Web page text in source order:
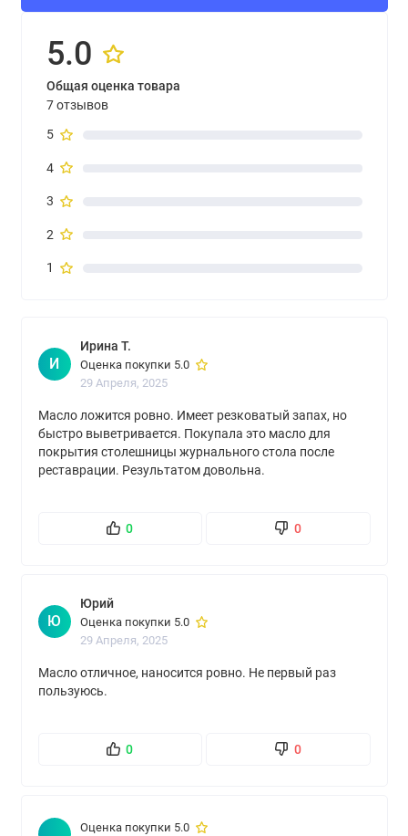
5.0
Общая оценка товара
7 отзывов
5
4
3
2
1
И
Ирина Т.
Оценка покупки 5.0
29 Апреля, 2025
Масло ложится ровно. Имеет резковатый запах, но
быстро выветривается. Покупала это масло для
покрытия столешницы журнального стола после
реставрации. Результатом довольна.
0 0
Ю
Юрий
Оценка покупки 5.0
29 Апреля, 2025
Масло отличное, наносится ровно. Не первый раз
пользуюсь.
0 0
Оценка покупки 5.0